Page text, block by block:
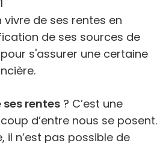
de ses rentes en
de ses sources de
s'assurer une certaine
ses rentes ? C’est une
d’entre nous se posent.
il n’est pas possible de